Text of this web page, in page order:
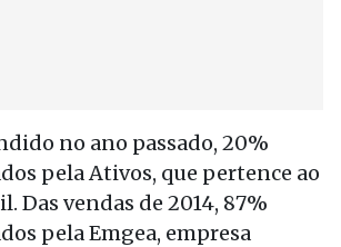
no ano passado, 20%
pela Ativos, que pertence ao
Das vendas de 2014, 87%
pela Emgea, empresa